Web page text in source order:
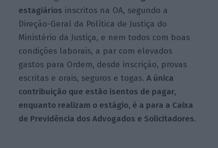
estagiários inscritos na OA, segundo a
Direção-Geral da Política de Justiça do
Ministério da Justiça, e nem todos com boas
condições laborais, a par com elevados
gastos para Ordem, desde inscrição, provas
escritas e orais, seguros e togas.A única
contribuição que estão isentos de pagar,
enquanto realizam o estágio, é a para a Caixa
de Previdência dos Advogados e Solicitadores.